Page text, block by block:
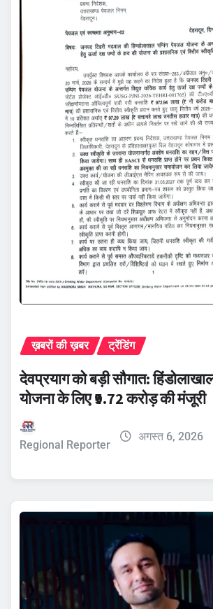
ख़बरों की ख़बर ट्रेंडिंग
देवप्रयाग को बड़ी सौगात:
योजना के लिए ₹9.72 करोड़ की मंजूरी
Regional Reporter
अगस्त 6, 2026